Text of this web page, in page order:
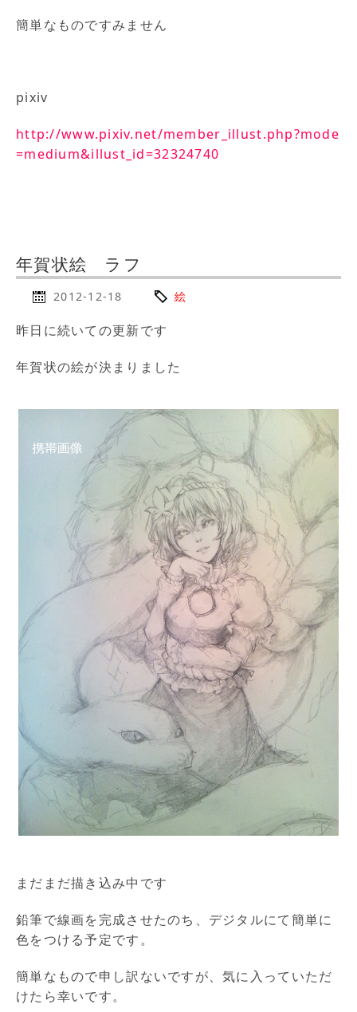
簡単なものですみません
pixiv
http://www.pixiv.net/member_illust.php?mode
=medium&illust_id=32324740
年賀状絵 ラフ
2012-12-18 絵
昨日に続いての更新です
年賀状の絵が決まりました
まだまだ描き込み中です
鉛筆で線画を完成させたのち、デジタルにて簡単に
色をつける予定です。
簡単なもので申し訳ないですが、気に入っていただ
けたら幸いです。